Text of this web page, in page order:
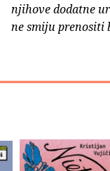
njihove dodatne
ne smiju prenositi